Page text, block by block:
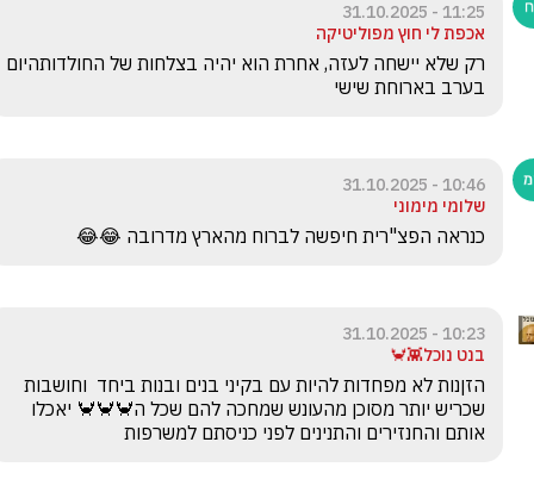
11:25 - 31.10.2025
אכפת לי חוץ מפוליטיקה
בערב בארוחת שישי
10:46 - 31.10.2025
שלומי מימוני
כנראה הפצ"רית חיפשה לברוח מהארץ מדרובה 😂😂
10:23 - 31.10.2025
בנט נוכל👾🦀
אותם והחנזירים והתנינים לפני כניסתם למשרפות